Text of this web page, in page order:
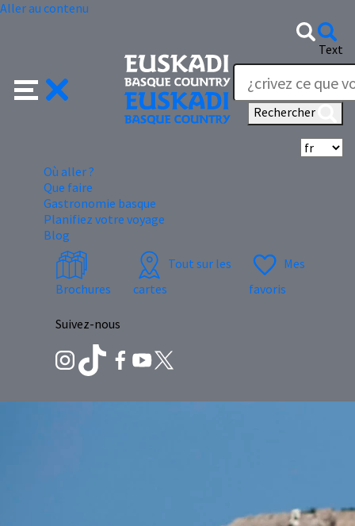
Aller au contenu
Text
Rechercher
Où aller ?
Que faire
Gastronomie basque
Planifiez votre voyage
Blog
Brochures
Tout sur les
cartes
Mes
favoris
Suivez-nous